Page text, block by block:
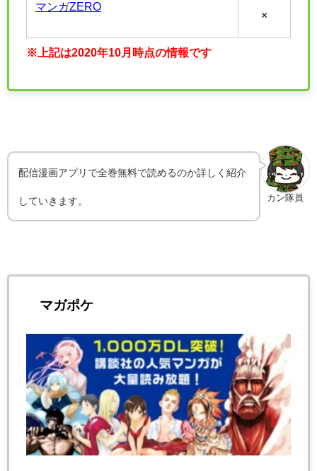
マンガZERO
×
※上記は2020年10月時点の情報です
カン隊員
配信漫画アプリで全巻無料で読めるのか詳しく紹介
していきます。
マガポケ